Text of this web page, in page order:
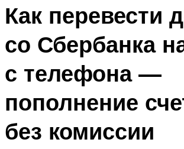
Как перевести
со Сбербанка
с телефона —
пополнение
без комиссии